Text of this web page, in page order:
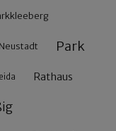
Neustadt Park
Rathaus